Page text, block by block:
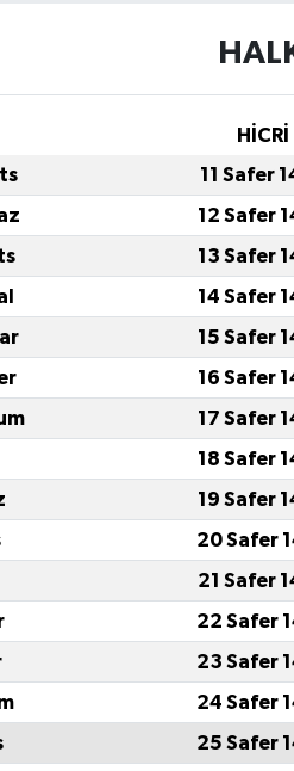
HİCRİ
11 Safer
12 Safer
13 Safer
14 Safer
15 Safer
16 Safer
17 Safer
18 Safer
19 Safer
20 Safer
21 Safer
22 Safer
23 Safer
24 Safer
25 Safer